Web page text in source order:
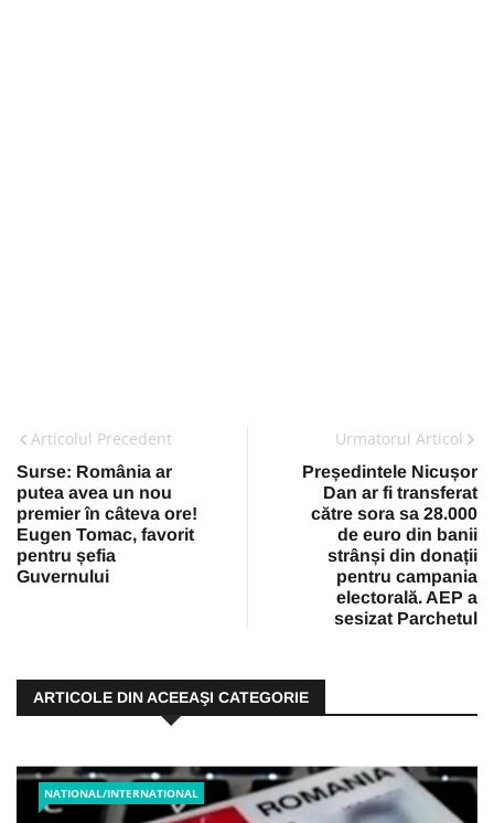
Articolul Precedent
Surse: România ar
putea avea un nou
premier în câteva ore!
Eugen Tomac, favorit
pentru șefia
Guvernului
Urmatorul Articol
Președintele Nicușor
Dan ar fi transferat
către sora sa 28.000
de euro din banii
strânși din donații
pentru campania
electorală. AEP a
sesizat Parchetul
ARTICOLE DIN ACEEAŞI CATEGORIE
NATIONAL/INTERNATIONAL